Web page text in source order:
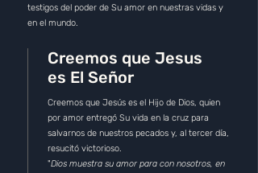
testigos del poder de Su amor en nuestras vidas y
en el mundo.
Creemos que Jesus
es El Señor
Creemos que Jesús es el Hijo de Dios, quien
por amor entregó Su vida en la cruz para
salvarnos de nuestros pecados y, al tercer día,
resucitó victorioso.
"Dios muestra su amor para con nosotros, en